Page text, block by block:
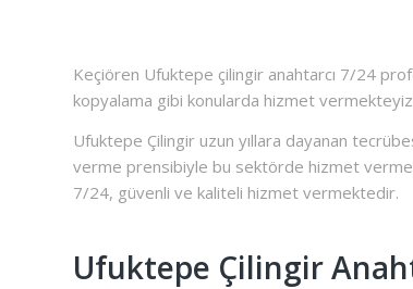
Keçiören Ufuktepe çilingir anahtarcı 7/24
kopyalama gibi konularda hizmet
Ufuktepe Çilingir uzun yıllara dayanan
verme prensibiyle bu sektörde hizmet
7/24, güvenli ve kaliteli hizmet vermektedir.
Ufuktepe Çilingir